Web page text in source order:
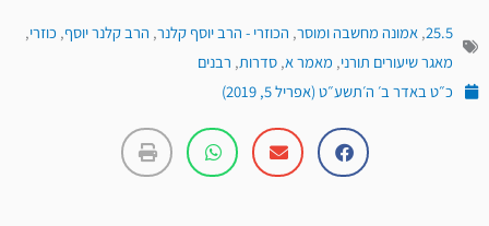
25.5
, אמונה מחשבה ומוסר, הכוזרי - הרב יוסף קלנר, הרב קלנר יוסף, כוזרי,
מאגר שיעורים תורני, מאמר א, סדרות, רבנים
כ״ט באדר ב׳ ה׳תשע״ט (אפריל 5, 2019)